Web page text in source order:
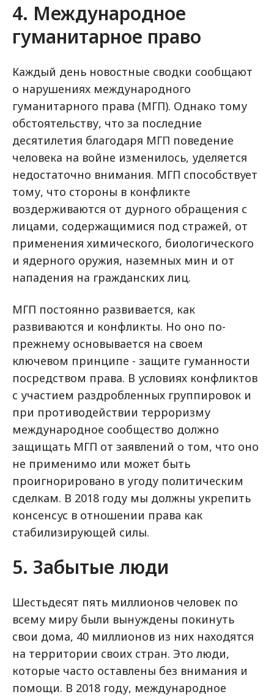
4. Международное
гуманитарное право
Каждый день новостные сводки сообщают
о нарушениях международного
гуманитарного права (МГП). Однако тому
обстоятельству, что за последние
десятилетия благодаря МГП поведение
человека на войне изменилось, уделяется
недостаточно внимания. МГП способствует
тому, что стороны в конфликте
воздерживаются от дурного обращения с
лицами, содержащимися под стражей, от
применения химического, биологического
и ядерного оружия, наземных мин и от
нападения на гражданских лиц.
МГП постоянно развивается, как
развиваются и конфликты. Но оно по-
прежнему основывается на своем
ключевом принципе - защите гуманности
посредством права. В условиях конфликтов
с участием раздробленных группировок и
при противодействии терроризму
международное сообщество должно
защищать МГП от заявлений о том, что оно
не применимо или может быть
проигнорировано в угоду политическим
сделкам. В 2018 году мы должны укрепить
консенсус в отношении права как
стабилизирующей силы.
5. Забытые люди
Шестьдесят пять миллионов человек по
всему миру были вынуждены покинуть
свои дома, 40 миллионов из них находятся
на территории своих стран. Это люди,
которые часто оставлены без внимания и
помощи. В 2018 году, международное